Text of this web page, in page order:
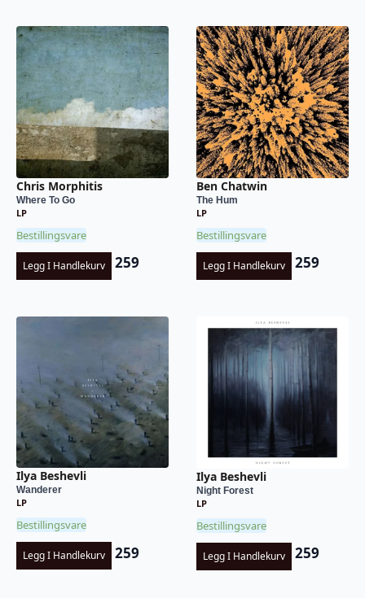
Chris Morphitis
Where To Go
LP
Bestillingsvare
Legg I Handlekurv 259
Ben Chatwin
The Hum
LP
Bestillingsvare
Legg I Handlekurv 259
Ilya Beshevli
Wanderer
LP
Bestillingsvare
Legg I Handlekurv 259
Ilya Beshevli
Night Forest
LP
Bestillingsvare
Legg I Handlekurv 259